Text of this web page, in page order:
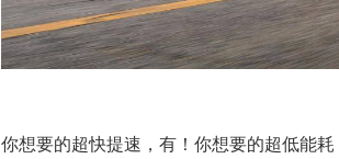
你想要的超快提速，有！你想要的超低能